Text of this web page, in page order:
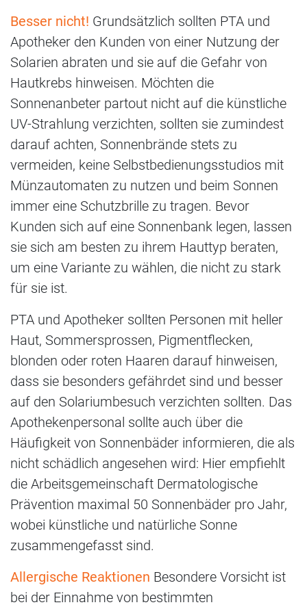
Besser nicht! Grundsätzlich sollten PTA und
Apotheker den Kunden von einer Nutzung der
Solarien abraten und sie auf die Gefahr von
Hautkrebs hinweisen. Möchten die
Sonnenanbeter partout nicht auf die künstliche
UV-Strahlung verzichten, sollten sie zumindest
darauf achten, Sonnenbrände stets zu
vermeiden, keine Selbstbedienungsstudios mit
Münzautomaten zu nutzen und beim Sonnen
immer eine Schutzbrille zu tragen. Bevor
Kunden sich auf eine Sonnenbank legen, lassen
sie sich am besten zu ihrem Hauttyp beraten,
um eine Variante zu wählen, die nicht zu stark
für sie ist.
PTA und Apotheker sollten Personen mit heller
Haut, Sommersprossen, Pigmentflecken,
blonden oder roten Haaren darauf hinweisen,
dass sie besonders gefährdet sind und besser
auf den Solariumbesuch verzichten sollten. Das
Apothekenpersonal sollte auch über die
Häufigkeit von Sonnenbäder informieren, die als
nicht schädlich angesehen wird: Hier empfiehlt
die Arbeitsgemeinschaft Dermatologische
Prävention maximal 50 Sonnenbäder pro Jahr,
wobei künstliche und natürliche Sonne
zusammengefasst sind.
Allergische Reaktionen Besondere Vorsicht ist
bei der Einnahme von bestimmten